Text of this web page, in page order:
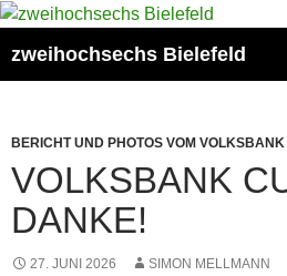
Zum
springen
zweihochsechs Bielefeld
BERICHT UND PHOTOS VOM
VOLKSBANK
DANKE!
27. JUNI 2026 SIMON MELLMANN